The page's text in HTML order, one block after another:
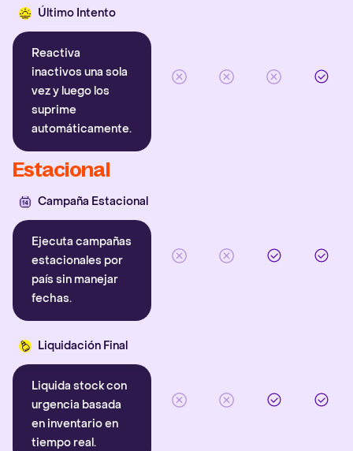
Último Intento
Reactiva
inactivos una sola
vez y luego los
suprime
automáticamente.
Estacional
Campaña Estacional
Ejecuta campañas
estacionales por
país sin manejar
fechas.
Liquidación Final
Liquida stock con
urgencia basada
en inventario en
tiempo real.